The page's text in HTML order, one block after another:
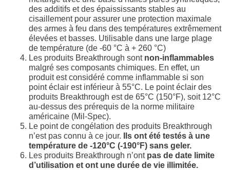
des additifs et des épaississants stables au
cisaillement pour assurer une protection maximale
des armes à feu dans des températures extrêmement
élevées et basses. Utilisable dans une large plage
de température (de -60 °C à + 260 °C)
Les produits Breakthrough sont non-inflammables
malgré ses composants chimiques. En effet, un
produit est considéré comme inflammable si son
point éclair est inférieur à 55°C. Le point éclair des
produits Breakthrough est de 65°C (150°F), soit 12°C
au-dessus des prérequis de la norme militaire
américaine (Mil-Spec).
Le point de congélation des produits Breakthrough
n’est pas connu à ce jour.
Ils ont été testés à une
température de -120°C (-190°F) sans geler.
Les produits Breakthrough n’ont pas de date limite
d’utilisation et ont une durée de vie illimitée.